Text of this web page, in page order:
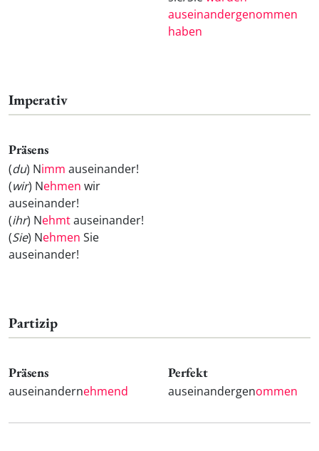
auseinandergenommen
haben
Imperativ
Präsens
(du) Nimm auseinander!
(wir) Nehmen wir
auseinander!
(ihr) Nehmtauseinander!
(Sie) Nehmen Sie
auseinander!
Partizip
Präsens
auseinandernehmend
Perfekt
auseinandergenommen